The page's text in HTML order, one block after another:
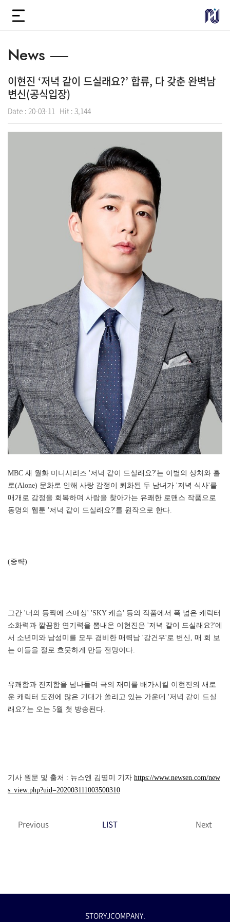
News
이현진 ‘저녁 같이 드실래요?’ 합류, 다 갖춘 완벽남
변신(공식입장)
Date : 20-03-11 Hit : 3,144
MBC 새 월화 미니시리즈 '저녁 같이 드실래요?'는 이별의 상처와 홀
로(Alone) 문화로 인해 사랑 감정이 퇴화된 두 남녀가 '저녁 식사'를
매개로 감정을 회복하며 사랑을 찾아가는 유쾌한 로맨스 작품으로
동명의 웹툰 '저녁 같이 드실래요?'를 원작으로 한다.
(중략)
그간 '너의 등짝에 스매싱' 'SKY 캐슬' 등의 작품에서 폭 넓은 캐릭터
소화력과 깔끔한 연기력을 뽐내온 이현진은 '저녁 같이 드실래요?'에
서 소년미와 남성미를 모두 겸비한 매력남 '강건우'로 변신, 매 회 보
는 이들을 절로 흐뭇하게 만들 전망이다.
유쾌함과 진지함을 넘나들며 극의 재미를 배가시킬 이현진의 새로
운 캐릭터 도전에 많은 기대가 쏠리고 있는 가운데 '저녁 같이 드실
래요?'는 오는 5월 첫 방송된다.
기사 원문 및 출처 : 뉴스엔 김명미 기자 https://www.newsen.com/new
s_view.php?uid=202003111003500310
Previous LIST Next
STORYJCOMPANY.